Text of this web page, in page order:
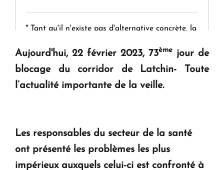
" Tant qu'il n'existe pas d'alternative concrète, la
KASA : 30 ans d'audace, de résilience et d'avenir
en Arménie
ouvrira ses portes à Dilijan
Aujourd'hui, 22 février 2023, 73ème jour de
blocage du corridor de Latchin- Toute
l’actualité importante de la veille.
Les responsables du secteur de la santé
ont présenté les problèmes les plus
impérieux auxquels celui-ci est confronté à